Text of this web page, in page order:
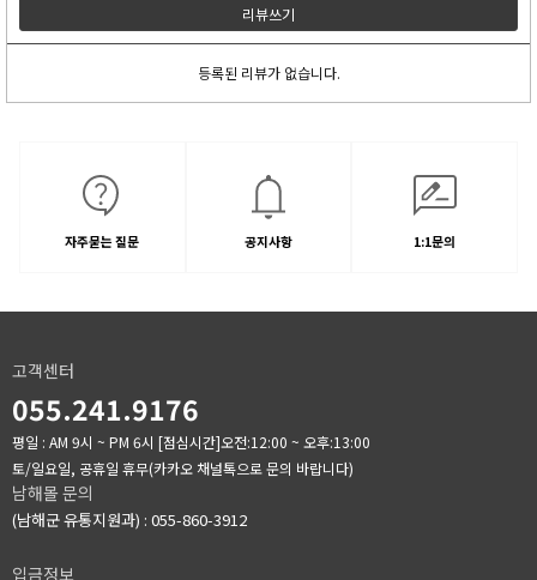
리뷰쓰기
등록된 리뷰가 없습니다.
자주묻는 질문 공지사항 1:1문의
고객센터
055.241.9176
평일 : AM 9시 ~ PM 6시 [점심시간]오전:12:00 ~ 오후:13:00
토/일요일, 공휴일 휴무(카카오 채널톡으로 문의 바랍니다)
남해몰 문의
(남해군 유통지원과) : 055-860-3912
입금정보